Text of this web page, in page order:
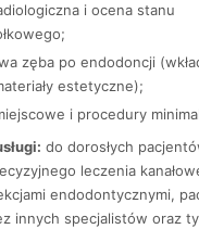
i ocena stanu
zęba po endodoncji
estetyczne);
i procedury
do dorosłych
leczenia
endodontycznymi,
innych specjalistów oraz